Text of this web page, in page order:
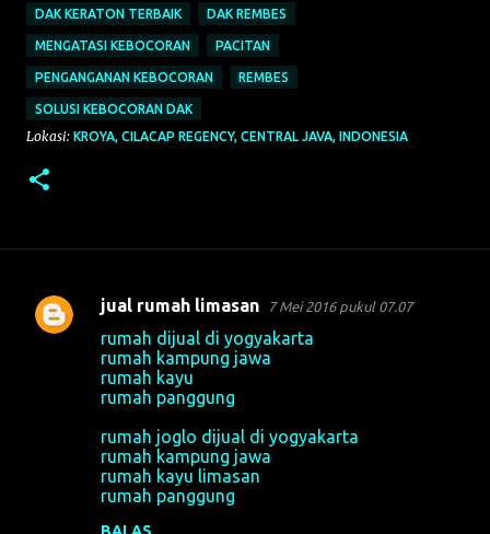
DAK KERATON TERBAIK DAK REMBES
MENGATASI KEBOCORAN PACITAN
PENGANGANAN KEBOCORAN REMBES
SOLUSI KEBOCORAN DAK
Lokasi: KROYA, CILACAP REGENCY, CENTRAL JAVA, INDONESIA
K
jual rumah limasan 7 Mei 2016 pukul 07.07
rumah dijual di yogyakarta
rumah kampung jawa
rumah kayu
rumah panggung
rumah joglo dijual di yogyakarta
rumah kampung jawa
rumah kayu limasan
rumah panggung